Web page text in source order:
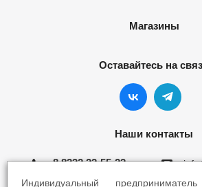
Магазины
Оставайтесь на
Наши контакты
8 8332 22-55-22
Индивидуальный